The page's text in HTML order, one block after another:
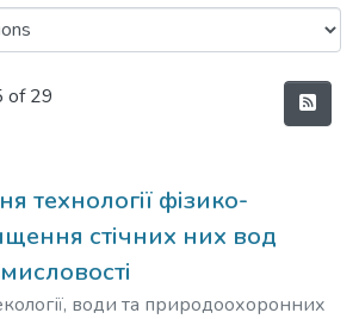
of 29
технології фізико-
стічних них вод
води та природоохоронних